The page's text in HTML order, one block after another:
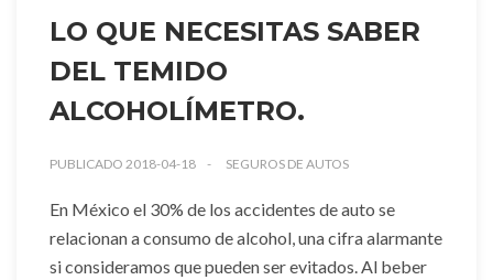
LO QUE NECESITAS SABER
DEL TEMIDO
ALCOHOLÍMETRO.
PUBLICADO 2018-04-18 SEGUROS DE AUTOS
En México el 30% de los accidentes de auto se
relacionan a consumo de alcohol, una cifra alarmante
si consideramos que pueden ser evitados. Al beber